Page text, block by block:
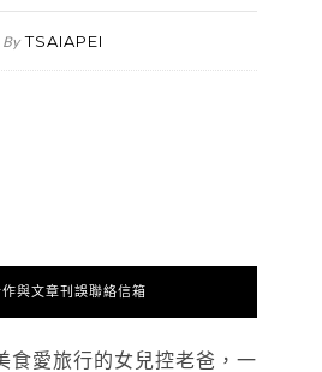
By TSAIAPEI
與文章刊誤聯絡信箱
食愛旅行的女兒控老爸，一